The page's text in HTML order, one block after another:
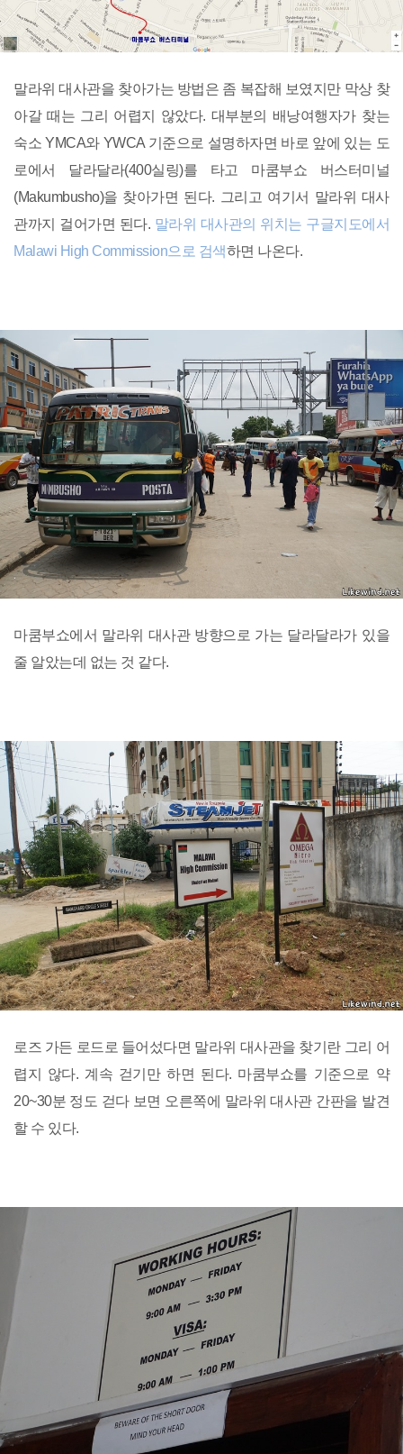
말라위 대사관을 찾아가는 방법은 좀 복잡해 보였지만 막상 찾
아갈 때는 그리 어렵지 않았다. 대부분의 배낭여행자가 찾는
숙소 YMCA와 YWCA 기준으로 설명하자면 바로 앞에 있는 도
로에서 달라달라(400실링)를 타고 마쿰부쇼 버스터미널
(Makumbusho)을 찾아가면 된다. 그리고 여기서 말라위 대사
관까지 걸어가면 된다. 말라위 대사관의 위치는 구글지도에서
Malawi High Commission으로 검색하면 나온다.
마쿰부쇼에서 말라위 대사관 방향으로 가는 달라달라가 있을
줄 알았는데 없는 것 같다.
로즈 가든 로드로 들어섰다면 말라위 대사관을 찾기란 그리 어
렵지 않다. 계속 걷기만 하면 된다. 마쿰부쇼를 기준으로 약
20~30분 정도 걷다 보면 오른쪽에 말라위 대사관 간판을 발견
할 수 있다.